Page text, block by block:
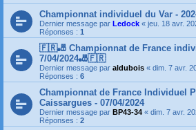
Championnat individuel du Var -
Dernier message par Ledock « jeu. 18 avr.
Réponses : 1
🇫🇷🎳 Championnat de France
7/04/2024🎳🇫🇷
Dernier message par aldubois « dim. 7 avr.
Réponses : 6
Championnat de France Individuel
Caissargues - 07/04/2024
Dernier message par BP43-34 « dim. 7 avr.
Réponses : 2